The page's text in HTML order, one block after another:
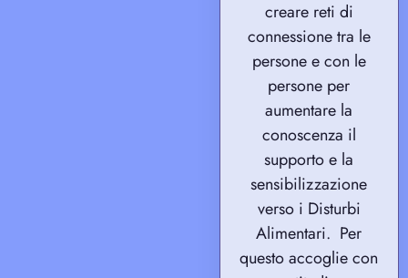
creare reti di
connessione tra le
persone e con le
persone per
aumentare la
conoscenza il
supporto e la
sensibilizzazione
verso i Disturbi
Alimentari. Per
questoaccoglie con